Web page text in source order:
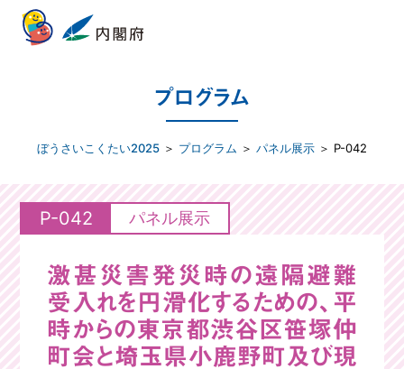
プログラム
ぼうさいこくたい2025 ＞ プログラム ＞ パネル展示 ＞ P-042
P-042 パネル展示
激甚災害発災時の遠隔避難
受入れを円滑化するための、平
時からの東京都渋谷区笹塚仲
町会と埼玉県小鹿野町及び現